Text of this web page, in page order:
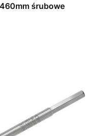
śrubowe